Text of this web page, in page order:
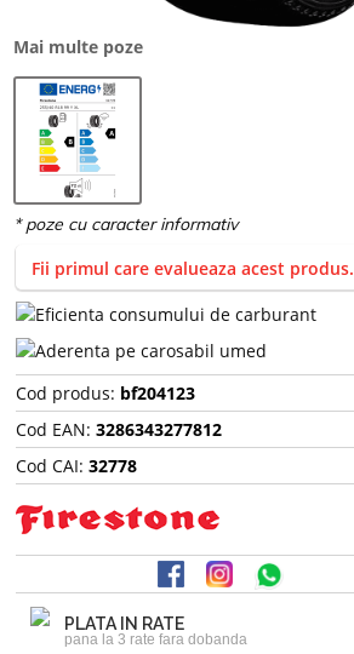
Mai multe poze
Fii primul care evalueaza acest produs.
Cod produs: bf204123
Cod EAN: 3286343277812
Cod CAI: 32778
PLATA IN RATE
pana la 3 rate fara dobanda